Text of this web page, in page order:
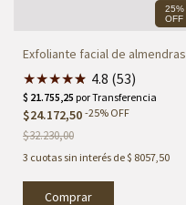
25%
OFF
Exfoliante facial de almendras
★★★★★
★ 4.8 (53)
$24.172,50 -25% OFF
$32.230,00
3 cuotas sin interés de$ 8057,50